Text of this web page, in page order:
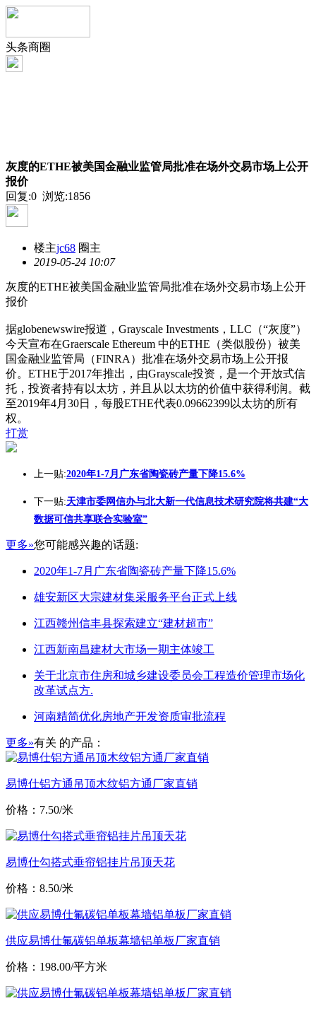
头条商圈
灰度的ETHE被美国金融业监管局批准在场外交易市场上公开
报价
回复:0 浏览:1856
楼主jc68 圈主
2019-05-24 10:07
灰度的ETHE被美国金融业监管局批准在场外交易市场上公开
报价
据globenewswire报道，Grayscale Investments，LLC（“灰度”）
今天宣布在Graerscale Ethereum 中的ETHE（类似股份）被美
国金融业监管局（FINRA）批准在场外交易市场上公开报
价。ETHE于2017年推出，由Grayscale投资，是一个开放式信
托，投资者持有以太坊，并且从以太坊的价值中获得利润。截
至2019年4月30日，每股ETHE代表0.09662399以太坊的所有
权。
打赏
上一贴:2020年1-7月广东省陶瓷砖产量下降15.6%
下一贴:天津市委网信办与北大新一代信息技术研究院将共建“大
数据可信共享联合实验室”
更多»您可能感兴趣的话题:
2020年1-7月广东省陶瓷砖产量下降15.6%
雄安新区大宗建材集采服务平台正式上线
江西赣州信丰县探索建立“建材超市”
江西新南昌建材大市场一期主体竣工
关于北京市住房和城乡建设委员会工程造价管理市场化
改革试点方.
河南精简优化房地产开发资质审批流程
更多»有关 的产品：
易博仕铝方通吊顶木纹铝方通厂家直销
价格：7.50/米
易博仕勾搭式垂帘铝挂片吊顶天花
价格：8.50/米
供应易博仕氟碳铝单板幕墙铝单板厂家直销
价格：198.00/平方米